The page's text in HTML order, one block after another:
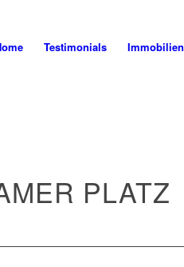
Testimonials Immobilien
PLATZ